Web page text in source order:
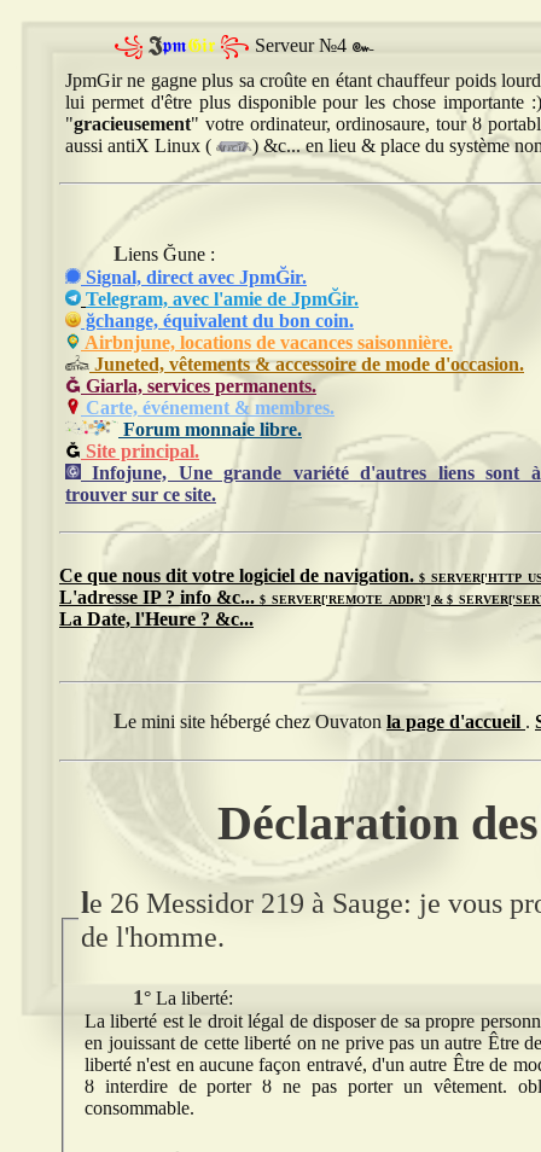
꧁ 𝕵𝖕𝖒𝕲𝖎𝖗 ꧂ Serveur №4 ๛
JpmGir ne gagne plus sa croûte en étant chauffeur poids
lui permet d'être plus disponible pour les chose importante
"gracieusement" votre ordinateur, ordinosaure, tour ȣ
aussi antiX Linux (
) &c... en lieu & place du système
Liens Ğune :
Signal, direct avec JpmĞir.
Telegram, avec l'amie de JpmĞir.
ğchange, équivalent du bon coin.
Airbnjune, locations de vacances saisonnière.
Juneted, vêtements & accessoire de mode d'occasion.
Giarla, services permanents.
Carte, événement & membres.
Forum monnaie libre.
Site principal.
Infojune, Une grande variété d'autres liens sont à
trouver sur ce site.
Ce que nous dit votre logiciel de navigation.
L'adresse IP ? info &c... $_SERVER['REMOTE_ADDR'] &
La Date, l'Heure ? &c...
Le mini site hébergé chez Ouvaton la page d'accueil .
Déclaration
le 26 Messidor 219 à Sauge: je vous
de l'homme.
1° La liberté:
La liberté est le droit légal de disposer de sa propre
en jouissant de cette liberté on ne prive pas un autre Être de sa propre liberté. Lorsque un Être exige, alors que
ȣ interdire de porter ȣ
ne pas
consommable.